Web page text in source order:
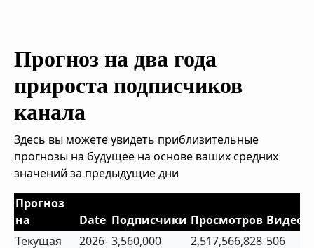
Прогноз на два года
прироста подписчиков
канала
Здесь вы можете увидеть приблизительные
прогнозы на будущее на основе ваших средних
значений за предыдущие дни
Прогноз
на
Date Подписчики Просмотров Видео
Текущая
2026- 3,560,000 2,517,566,828 506